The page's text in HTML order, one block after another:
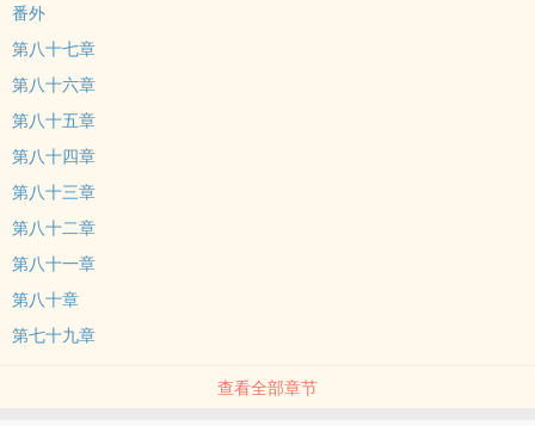
堵在拐角，
“和我在一个大学里怎么不来找我？”面容冷峻，声线低沉。宋晚予低
了低眉，没说话。
遇见你开始，凛冬散尽，星河长明。
这是篇双向奔赴的救赎文，我先爱了！！！【展开】【收起】
番外
第八十七章
第八十六章
第八十五章
第八十四章
第八十三章
第八十二章
第八十一章
第八十章
第七十九章
查看全部章节